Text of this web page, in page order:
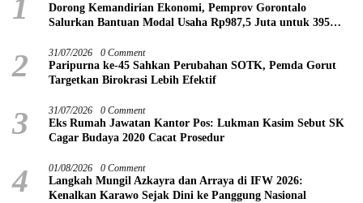
1
Dorong Kemandirian Ekonomi, Pemprov Gorontalo
Salurkan Bantuan Modal Usaha Rp987,5 Juta untuk 395
2 31/07/2026 0 Comment
Paripurna ke-45 Sahkan Perubahan SOTK, Pemda Gorut
Targetkan Birokrasi Lebih Efektif
3 31/07/2026 0 Comment
Eks Rumah Jawatan Kantor Pos: Lukman Kasim Sebut SK
Cagar Budaya 2020 Cacat Prosedur
4 01/08/2026 0 Comment
Langkah Mungil Azkayra dan Arraya di IFW 2026:
Kenalkan Karawo Sejak Dini ke Panggung Nasional